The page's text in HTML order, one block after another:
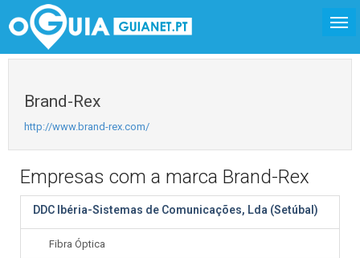
Brand-Rex
http://www.brand-rex.com/
Empresas com a marca Brand-Rex
DDC Ibéria-Sistemas de Comunicações, Lda (Setúbal)
Fibra Óptica